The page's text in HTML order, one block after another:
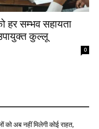
हर सम्भव सहायता
कुल्लू
0
को अब नहीं मिलेगी कोई राहत,